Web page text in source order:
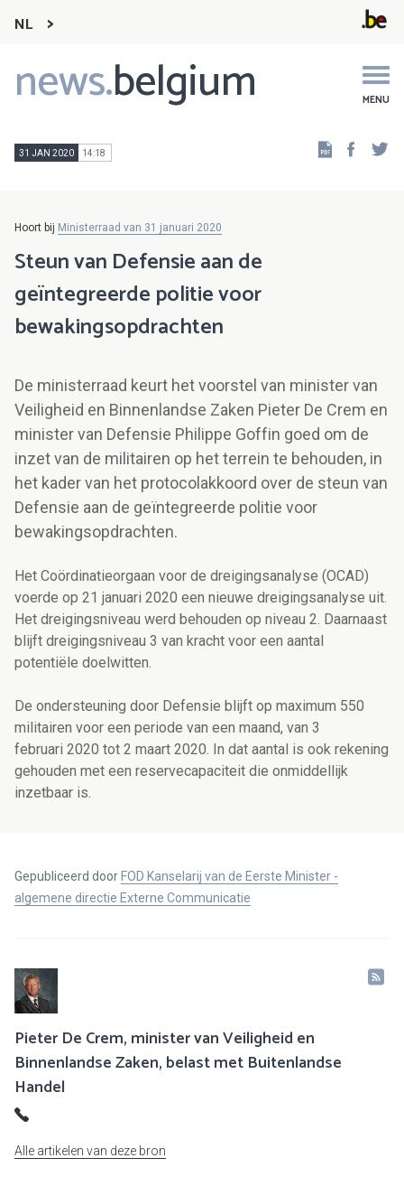
NL
news.belgium MENU
Main
navigation
31 JAN 2020 14:18
Hoort bij Ministerraad van 31 januari 2020
Steun van Defensie aan de
geïntegreerde politie voor
bewakingsopdrachten
De ministerraad keurt het voorstel van minister van
Veiligheid en Binnenlandse Zaken Pieter De Crem en
minister van Defensie Philippe Goffin goed om de
inzet van de militairen op het terrein te behouden, in
het kader van het protocolakkoord over de steun van
Defensie aan de geïntegreerde politie voor
bewakingsopdrachten.
Het Coördinatieorgaan voor de dreigingsanalyse (OCAD)
voerde op 21 januari 2020 een nieuwe dreigingsanalyse uit.
Het dreigingsniveau werd behouden op niveau 2. Daarnaast
blijft dreigingsniveau 3 van kracht voor een aantal
potentiële doelwitten.
De ondersteuning door Defensie blijft op maximum 550
militairen voor een periode van een maand, van 3
februari 2020 tot 2 maart 2020. In dat aantal is ook rekening
gehouden met een reservecapaciteit die onmiddellijk
inzetbaar is.
Gepubliceerd door FOD Kanselarij van de Eerste Minister -
algemene directie Externe Communicatie
Pieter De Crem, minister van Veiligheid en
Binnenlandse Zaken, belast met Buitenlandse
Handel
Alle artikelen van deze bron